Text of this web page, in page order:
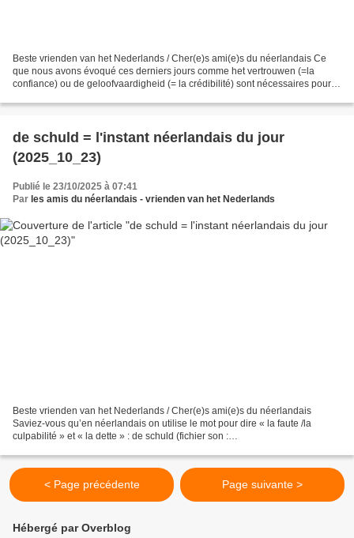
Beste vrienden van het Nederlands / Cher(e)s ami(e)s du néerlandais Ce
que nous avons évoqué ces derniers jours comme het vertrouwen (=la
confiance) ou de geloofvaardigheid (= la crédibilité) sont nécessaires pour
de schuld = l'instant néerlandais du jour
(2025_10_23)
Publié le 23/10/2025 à 07:41
Par les amis du néerlandais - vrienden van het Nederlands
Beste vrienden van het Nederlands / Cher(e)s ami(e)s du néerlandais
Saviez-vous qu’en néerlandais on utilise le mot pour dire « la faute /la
culpabilité » et « la dette » : de schuld (fichier son :
< Page précédente Page suivante >
Hébergé par Overblog